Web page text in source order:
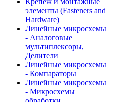
элементы (Fasteners and
Hardware)
Линейные микросхемы
- Аналоговые
мультиплексоры,
Делители
Линейные микросхемы
- Компараторы
Линейные микросхемы
- Микросхемы